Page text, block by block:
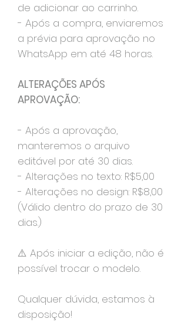
de adicionar ao carrinho.
- Após a compra, enviaremos
a prévia para aprovação no
WhatsApp em até 48 horas.
ALTERAÇÕES APÓS
APROVAÇÃO:
- Após a aprovação,
manteremos o arquivo
editável por até 30 dias.
- Alterações no texto: R$5,00
- Alterações no design: R$8,00
(Válido dentro do prazo de 30
dias.)
⚠️ Após iniciar a edição, não é
possível trocar o modelo.
Qualquer dúvida, estamos à
disposição!